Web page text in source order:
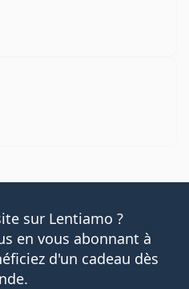
sur Lentiamo ?
en vous abonnant à
d'un cadeau dès